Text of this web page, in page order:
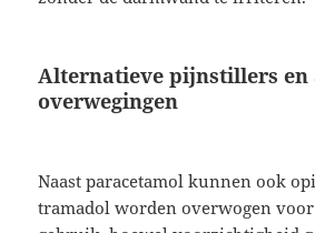
Alternatieve pijnstillers en
overwegingen
Naast paracetamol kunnen ook
tramadol worden overwogen